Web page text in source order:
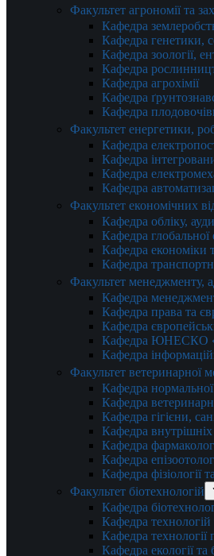
Факультет агрономії та
Кафедра
Кафедра генетики,
Кафедра зоології,
Кафедра
Кафедра агрохімії
Кафедра
Кафедра
Факультет енергетики,
Кафедра
Кафедра
Кафедра
Кафедра
Факультет економічних
Кафедра обліку,
Кафедра глобальної
Кафедра економіки
Кафедра
Факультет менеджменту,
Кафедра
Кафедра права та
Кафедра
Кафедра ЮНЕСКО
Кафедра
Факультет ветеринарної
Кафедра
Кафедра
Кафедра гігієни,
Кафедра
Кафедра
Кафедра
Кафедра фізіології
Факультет біотехнологій
Кафедра
Кафедра технологій
Кафедра технології
Кафедра екології